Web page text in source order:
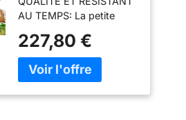
porte | Tunnel de
jardin avec cadre
en acier galvanisé |
Tunnel en film 170
g/m² avec piquets
d'ancrage au sol
AU TEMPS: La petite
protection fiable contre le
vent et les intempéries
grâce à ses tubes en
227,80 €